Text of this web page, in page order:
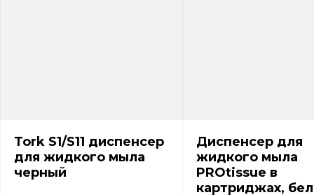
Tork S1/S11 диспенсер
для жидкого мыла
черный
Диспенсер для
жидкого мыла
PROtissue в
картриджах,